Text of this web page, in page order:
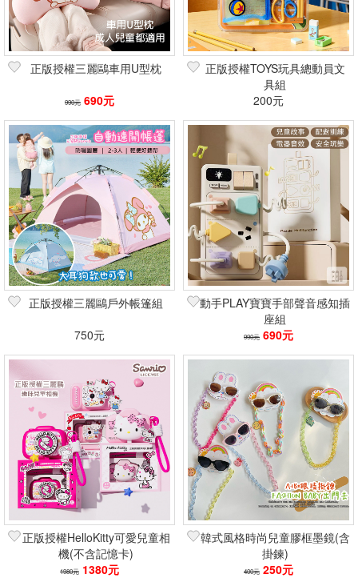
正版授權三麗鷗車用U型枕
990元 690元
正版授權TOYS玩具總動員文
具組
200元
正版授權三麗鷗戶外帳篷組
750元
動手PLAY寶寶手部聲音感知插
座組
990元 690元
正版授權HelloKitty可愛兒童相
機(不含記憶卡)
1980元 1380元
韓式風格時尚兒童膠框墨鏡(含
掛鍊)
400元 250元